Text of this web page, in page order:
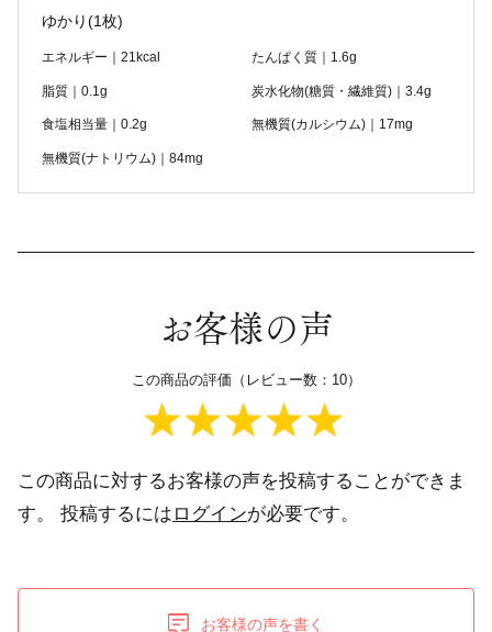
ゆかり(1枚)
エネルギー｜21kcal たんぱく質｜1.6g
脂質｜0.1g 炭水化物(糖質・繊維質)｜3.4g
食塩相当量｜0.2g 無機質(カルシウム)｜17mg
無機質(ナトリウム)｜84mg
お客様の声
この商品の評価（レビュー数：10）
この商品に対するお客様の声を投稿することができま
す。
投稿するには ログインが必要です。
お客様の声を書く